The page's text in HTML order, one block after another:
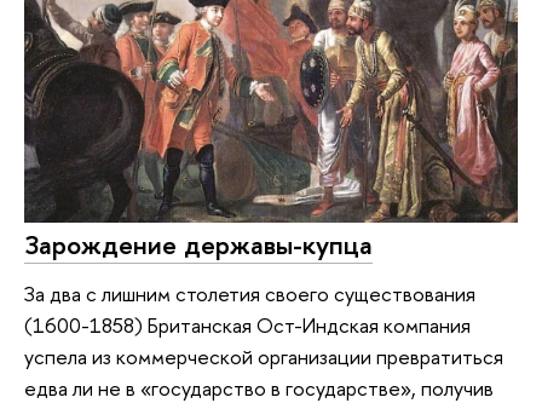
Зарождение державы-купца
За два с лишним столетия своего существования
(1600-1858) Британская Ост-Индская компания
успела из коммерческой организации превратиться
едва ли не в «государство в государстве», получив